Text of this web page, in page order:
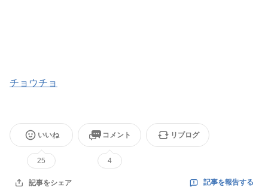
チョウチョ
いいね
25
コメント
4
リブログ
記事をシェア 記事を報告する